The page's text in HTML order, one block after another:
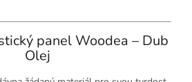
panel Woodea – Dub
Olej